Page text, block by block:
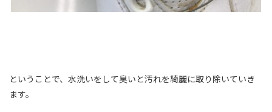
ということで、水洗いをして臭いと汚れを綺麗に取り除いていき
ます。